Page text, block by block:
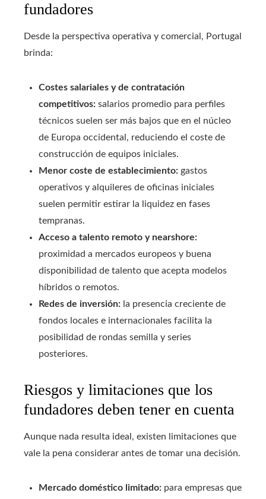
fundadores
Desde la perspectiva operativa y comercial, Portugal
brinda:
Costes salariales y de contratación
competitivos: salarios promedio para perfiles
técnicos suelen ser más bajos que en el núcleo
de Europa occidental, reduciendo el coste de
construcción de equipos iniciales.
Menor coste de establecimiento: gastos
operativos y alquileres de oficinas iniciales
suelen permitir estirar la liquidez en fases
tempranas.
Acceso a talento remoto y nearshore:
proximidad a mercados europeos y buena
disponibilidad de talento que acepta modelos
híbridos o remotos.
Redes de inversión: la presencia creciente de
fondos locales e internacionales facilita la
posibilidad de rondas semilla y series
posteriores.
Riesgos y limitaciones que los
fundadores deben tener en cuenta
Aunque nada resulta ideal, existen limitaciones que
vale la pena considerar antes de tomar una decisión.
Mercado doméstico limitado: para empresas que